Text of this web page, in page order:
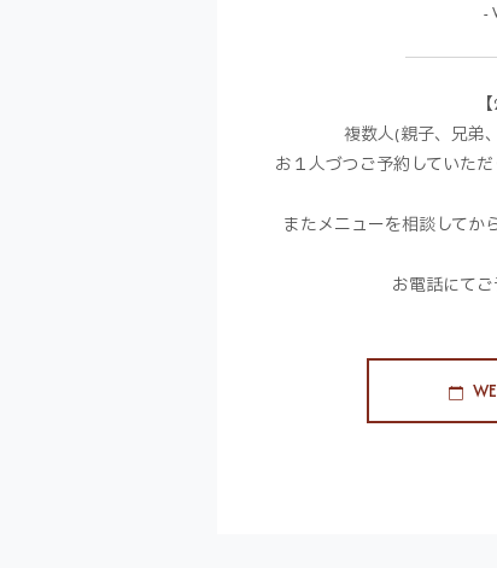
-
複数人(親子、兄弟
お１人づつご予約していた
またメニューを相談してか
お電話にてご